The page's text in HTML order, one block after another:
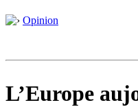
Opinion
L’Europe